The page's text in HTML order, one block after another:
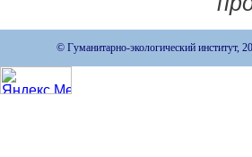
© Гуманитарно-экологический институт,